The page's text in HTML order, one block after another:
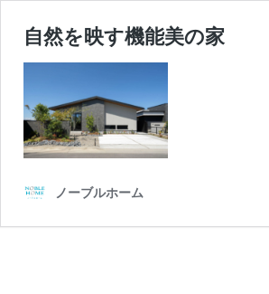
自然を映す機能美の家
ノーブルホーム